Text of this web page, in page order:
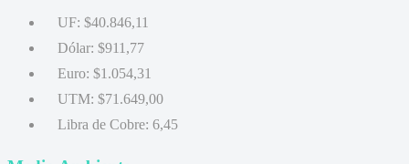
UF: $40.846,11
Dólar: $911,77
Euro: $1.054,31
UTM: $71.649,00
Libra de Cobre: 6,45